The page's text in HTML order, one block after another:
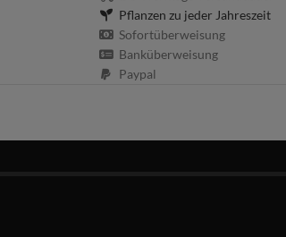
Pflanzen zu jeder Jahreszeit
Sofortüberweisung
Banküberweisung
Paypal